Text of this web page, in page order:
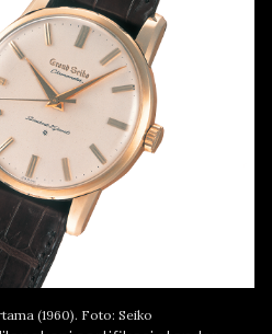
(1960). Foto: Seiko